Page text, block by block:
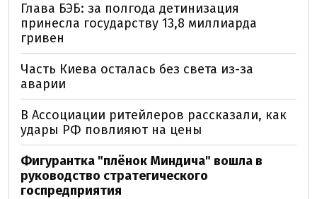
Глава БЭБ: за полгода детинизация
принесла государству 13,8 миллиарда
гривен
Часть Киева осталась без света из-за
аварии
В Ассоциации ритейлеров рассказали, как
удары РФ повлияют на цены
Фигурантка "плёнок Миндича" вошла в
руководство стратегического
госпредприятия